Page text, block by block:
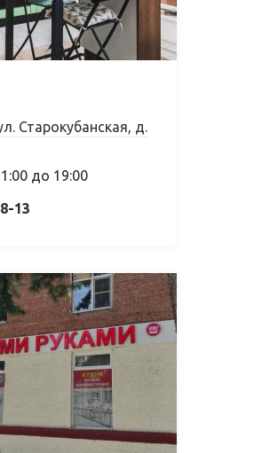
Старокубанская, д.
до 19:00
13